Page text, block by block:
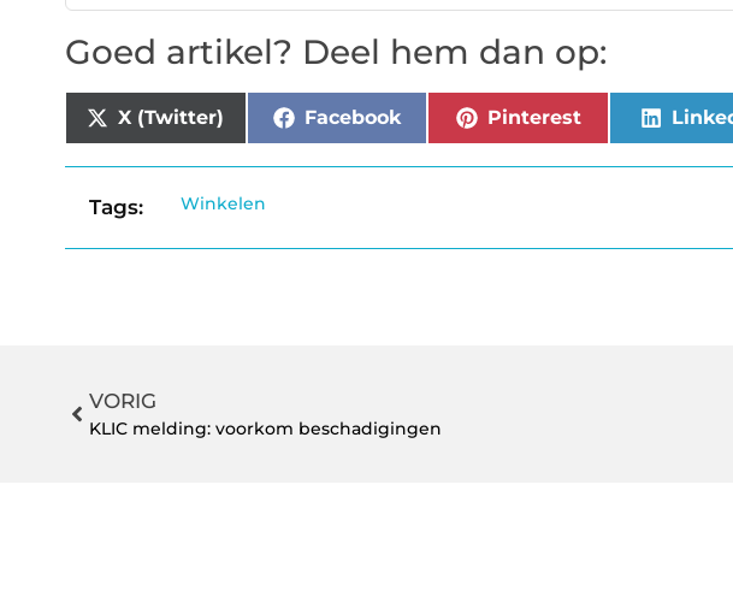
Goed artikel? Deel hem dan op:
X (Twitter) Facebook Pinterest
Tags: Winkelen
VORIG
KLIC melding: voorkom beschadigingen